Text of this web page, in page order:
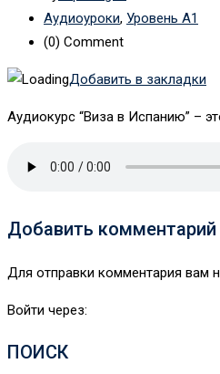
Аудиоуроки, Уровень А1
(0) Comment
Добавить в закладки
Аудиокурс “Виза в Испанию” –
Добавить комментарий
Для отправки комментария вам
Войти через:
ПОИСК